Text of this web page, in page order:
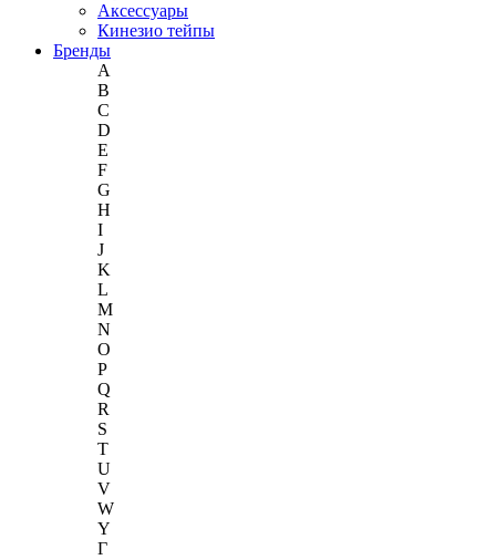
Аксессуары
Кинезио тейпы
Бренды
A
B
C
D
E
F
G
H
I
J
K
L
M
N
O
P
Q
R
S
T
U
V
W
Y
Г